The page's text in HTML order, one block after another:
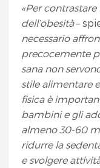
«Per
dell’obesità–
necessario
precocemente
sana non
stile alimentare
fisica è
bambini e gli
almeno 30-60
ridurre la
e svolgere